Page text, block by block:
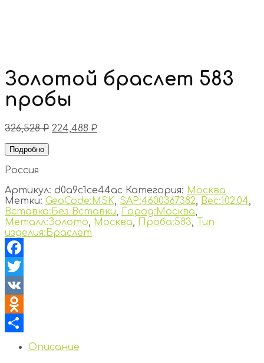
Золотой браслет 583
пробы
326,528₽ 224,488 ₽
Подробно
Россия
Артикул: d0a9c1ce44ac Категория: Москва
Метки: GeoCode:MSK, SAP:4600367382, Вес:102.04,
Вставка:Без Вставки, Город:Москва,
Металл:Золото, Москва, Проба:583, Тип
изделия:Браслет
Facebook
Twitter
VK
Odnoklassniki
Отправить
Описание